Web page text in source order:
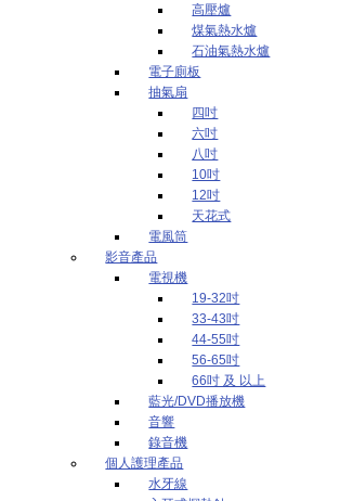
高壓爐
煤氣熱水爐
石油氣熱水爐
電子廁板
抽氣扇
四吋
六吋
八吋
10吋
12吋
天花式
電風筒
影音產品
電視機
19-32吋
33-43吋
44-55吋
56-65吋
66吋 及 以上
藍光/DVD播放機
音響
錄音機
個人護理產品
水牙線